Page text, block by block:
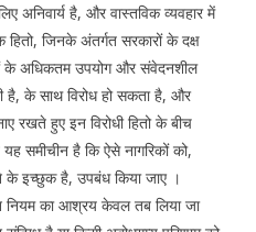
अनिवार्य है, और वास्तविक व्यवहार में
जिनके अंतर्गत सरकारों के दक्ष
के अधिकतम उपयोग और संवेदनशील
है, के साथ विरोध हो सकता है, और
रखते हुए इन विरोधी हितो के बीच
समीचीन है कि ऐसे नागरिकों को,
इच्छुक है, उपबंध किया जाए ।
नियम का आश्रय केवल तब लिया जा